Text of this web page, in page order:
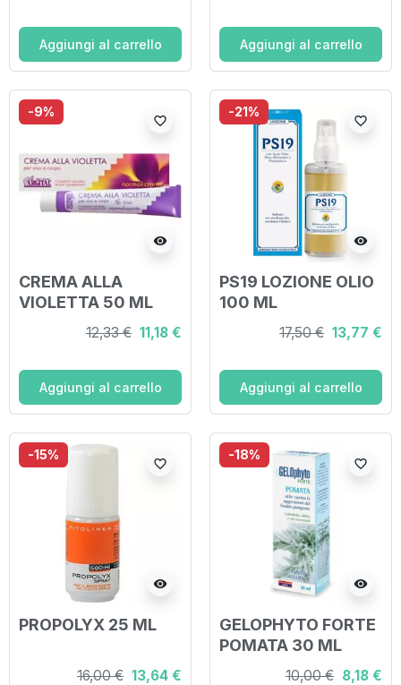
Aggiungi al carrello Aggiungi al carrello
-9%
visibility
favorite_border
CREMA ALLA
VIOLETTA 50 ML
12,33 € 11,18 €
Aggiungi al carrello
-21%
visibility
favorite_border
PS19 LOZIONE OLIO
100 ML
17,50 € 13,77 €
Aggiungi al carrello
-15%
visibility
favorite_border
PROPOLYX 25 ML
16,00 € 13,64 €
-18%
visibility
favorite_border
GELOPHYTO FORTE
POMATA 30 ML
10,00 € 8,18 €